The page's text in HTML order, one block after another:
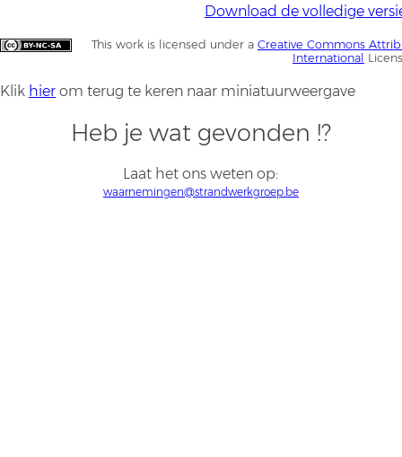
Download de volledige
This work is licensed under a Creative Commons
International
Klik hier om terug te keren naar miniatuurweergave
Heb je wat gevonden !?
Laat het ons weten op:
waarnemingen@strandwerkgroep.be